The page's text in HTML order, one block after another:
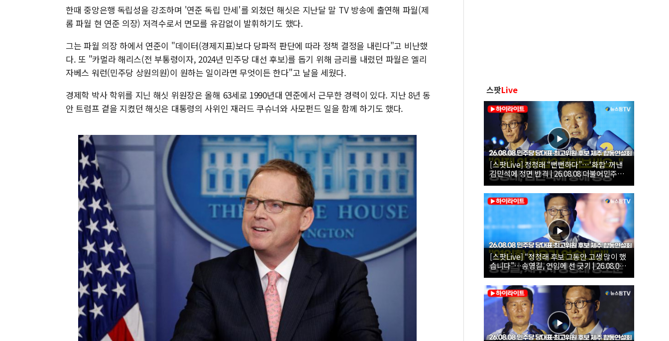
한때 중앙은행 독립성을 강조하며 '연준 독립 만세'를 외쳤던 해싯은 지난달 말 TV 방송에 출연해 파월(제
롬 파월 현 연준 의장) 저격수로서 면모를 유감없이 발휘하기도 했다.
그는 파월 의장 하에서 연준이 "데이터(경제지표)보다 당파적 판단에 따라 정책 결정을 내린다"고 비난했
다. 또 "카멀라 해리스(전 부통령이자, 2024년 민주당 대선 후보)를 돕기 위해 금리를 내렸던 파월은 엘리
자베스 워런(민주당 상원의원)이 원하는 일이라면 무엇이든 한다"고 날을 세웠다.
경제학 박사 학위를 지닌 해싯 위원장은 올해 63세로 1990년대 연준에서 근무한 경력이 있다. 지난 8년 동
안 트럼프 곁을 지켰던 해싯은 대통령의 사위인 재러드 쿠슈너와 사모펀드 일을 함께 하기도 했다.
스팟Live
[스팟Live] 정청래 “뻔뻔하다”…‘화합’ 꺼낸
김민석에 정면 반격 | 26.08.08 더불어민주당
당대표·최고위원 후보 제주 합동연설회
[스팟Live] “정청래 후보 그동안 고생 많이 했
습니다”…송영길, 연임에 선 긋기 | 26.08.08
더불어민주당 당대표·최고위원 후보 제주 합
동연설회